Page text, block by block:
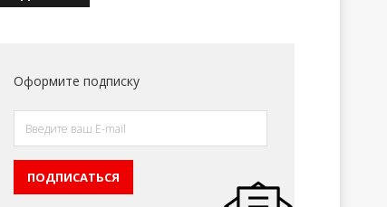
Оформите подписку